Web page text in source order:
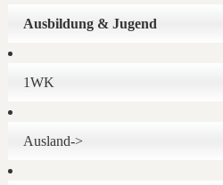
Ausbildung & Jugend
1WK
Ausland->